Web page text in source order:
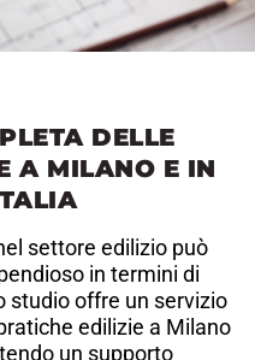
DELLE
A MILANO E IN
settore edilizio può
in termini di
studio offre un servizio
edilizie a Milano
un supporto